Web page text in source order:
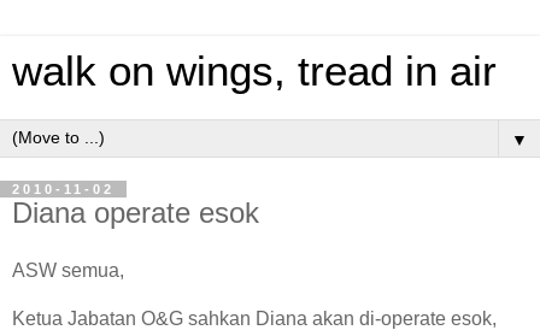
walk on wings, tread in air
▼
2010-11-02
Diana operate esok
ASW semua,
Ketua Jabatan O&G sahkan Diana akan di-operate esok,